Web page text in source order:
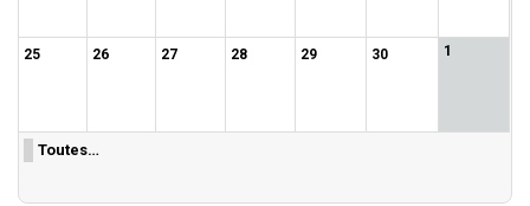
25 26 27 28 29 30 1
Toutes…